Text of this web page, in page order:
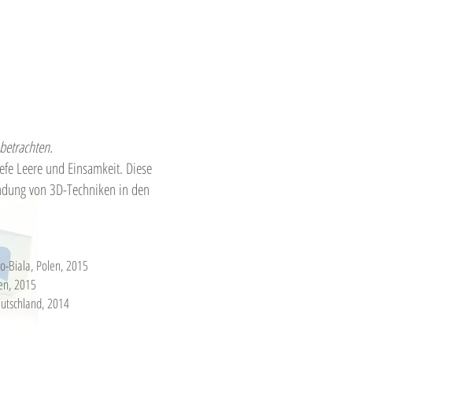
Leere und Einsamkeit. Diese
von 3D-Techniken in den
Biala, Polen, 2015
2015​
2014